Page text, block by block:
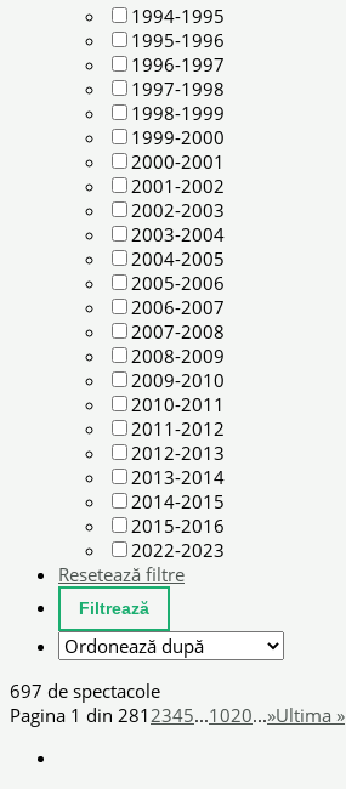
1994-1995
1995-1996
1996-1997
1997-1998
1998-1999
1999-2000
2000-2001
2001-2002
2002-2003
2003-2004
2004-2005
2005-2006
2006-2007
2007-2008
2008-2009
2009-2010
2010-2011
2011-2012
2012-2013
2013-2014
2014-2015
2015-2016
2022-2023
Resetează filtre
697 de spectacole
Pagina 1 din 281 2345...1020...»Ultima »